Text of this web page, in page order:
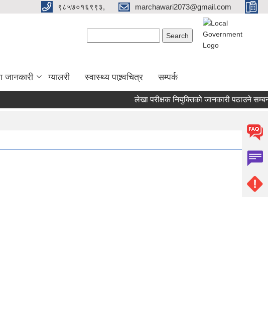
९८५७०१६९९३, marchawari2073@gmail.com
जानकारी ग्यालरी स्वास्थ्य पाश्र्वचित्र सम्पर्क
लेखा परीक्षक नियुक्तिको जानकारी पठाउने सम्बन्धी